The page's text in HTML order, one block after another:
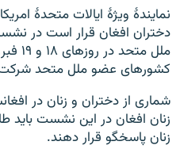
نمایندۀ ویژۀ ایالات متحدۀ
دختران افغان قرار است در
ملل
کشورهای عضو ملل متحد
شماری از دختران و زنان در
زنان افغان در این نشست باید
زنان پاسخگو قرار دهند.